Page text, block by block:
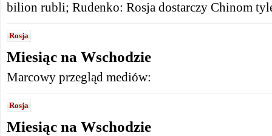
bilion rubli; Rudenko: Rosja dostarczy Chinom
Rosja
Miesiąc na Wschodzie
Marcowy przegląd mediów:
Rosja
Miesiąc na Wschodzie